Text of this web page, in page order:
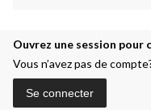
Ouvrez une session
Vous n’avez pas de
Se connecter